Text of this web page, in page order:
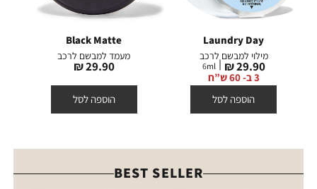
Laundry Day
מילוי למבשם לרכב
מחיר
מוצר
29.90 ₪
6ml
3 ב- 60 ש”ח
הוספה לסל
Black Matte
מעמד למבשם לרכב
מחיר
29.90 ₪
הוספה לסל
BEST SELLER